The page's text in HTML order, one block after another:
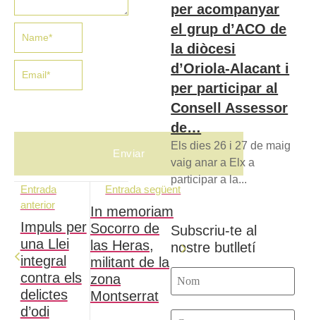
Entrada
anterior
Impuls per
una Llei
integral
contra els
delictes
d’odi
Entrada següent
In memoriam
Socorro de
las Heras,
militant de la
zona
Montserrat
per acompanyar
el grup d’ACO de
la diòcesi
d’Oriola-Alacant i
per participar al
Consell Assessor
de…
Els dies 26 i 27 de maig
vaig anar a Elx a
participar a la...
Subscriu-te al
nostre butlletí